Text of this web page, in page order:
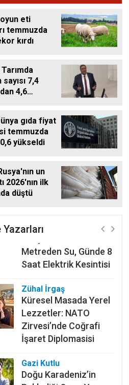
eti
temmuzda
kırdı
sayısı 7,4
4,6
gıda fiyat
temmuzda
yükseldi
un
2026'nın ilk
düştü
Yazarları
Harun Göksel
220 Kilometrelik
Kanalın Sonundaki Acı
Metreden Su, Günde 8
Saat Elektrik Kesintisi
Zühal İrgaş
Küresel Masada Yerel
Lezzetler: NATO
Zirvesi’nde Coğrafi
İşaret Diplomasisi
Gazi Kutlu
Doğu Karadeniz’in